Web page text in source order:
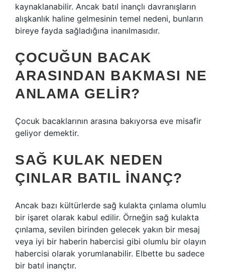
kaynaklanabilir. Ancak batıl inançlı davranışların
alışkanlık haline gelmesinin temel nedeni, bunların
bireye fayda sağladığına inanılmasıdır.
ÇOCUĞUN BACAK
ARASINDAN BAKMASI NE
ANLAMA GELIR?
Çocuk bacaklarının arasına bakıyorsa eve misafir
geliyor demektir.
SAĞ KULAK NEDEN
ÇINLAR BATIL INANÇ?
Ancak bazı kültürlerde sağ kulakta çınlama olumlu
bir işaret olarak kabul edilir. Örneğin sağ kulakta
çınlama, sevilen birinden gelecek yakın bir mesaj
veya iyi bir haberin habercisi gibi olumlu bir olayın
habercisi olarak yorumlanabilir. Elbette bu sadece
bir batıl inançtır.